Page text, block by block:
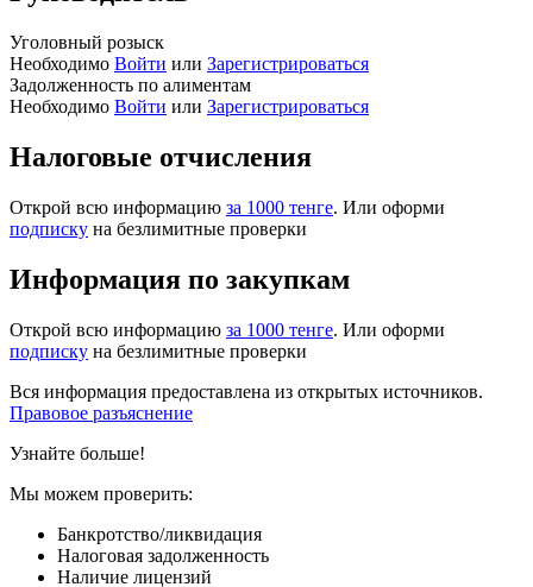
Уголовный розыск
Необходимо Войти или Зарегистрироваться
Задолженность по алиментам
Необходимо Войти или Зарегистрироваться
Налоговые отчисления
Открой всю информацию за 1000 тенге. Или оформи
подписку на безлимитные проверки
Информация по закупкам
Открой всю информацию за 1000 тенге. Или оформи
подписку на безлимитные проверки
Вся информация предоставлена из открытых источников.
Правовое разъяснение
Узнайте больше!
Мы можем проверить:
Банкротство/ликвидация
Налоговая задолженность
Наличие лицензий